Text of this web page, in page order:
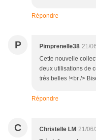
Répondre
P Pimprenelle38 21/
Cette nouvelle
deux utilisations de
très belles !<br />
Répondre
C Christelle LM 21/